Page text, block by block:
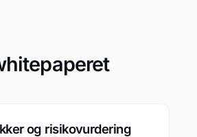
og risikovurdering